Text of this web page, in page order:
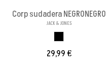
Corp sudadera NEGRONEGRO
JACK & JONES
29,99 €